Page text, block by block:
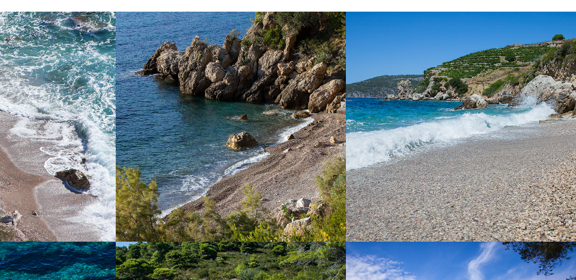
„PIZDICA“
einer der schönsten
Komiža. Es ist ideal
für Familien mit
Sommertagen . Es ist
Die Fahrt
Minuten von Komiža.
DER STRAND TEMPLUŽ
Der StrandTempluž liegt mit unserem
schnellen Taxi-Boot nur wenige Minuten von
Komiža entfernt. Das ist ein FKK-Strand, zum
Teil mit Kiefern bewachsen.
DER STRAND VELO ŽOLO
Es dauert nur 5 Minuten von Komiža mit
unserem Taxi-Boot zum Strand Velo Žolo. Dies
ist einer der größeren Strände in Komiza und
ist ideal für einen ganztägigen Ausflug. Er ist
teilweise von Tamarisken bedeckt, und bietet
somit natürlichen Schatten.
DER STRAND BARJOŠKA SALBUNORA (BIŠEVO)